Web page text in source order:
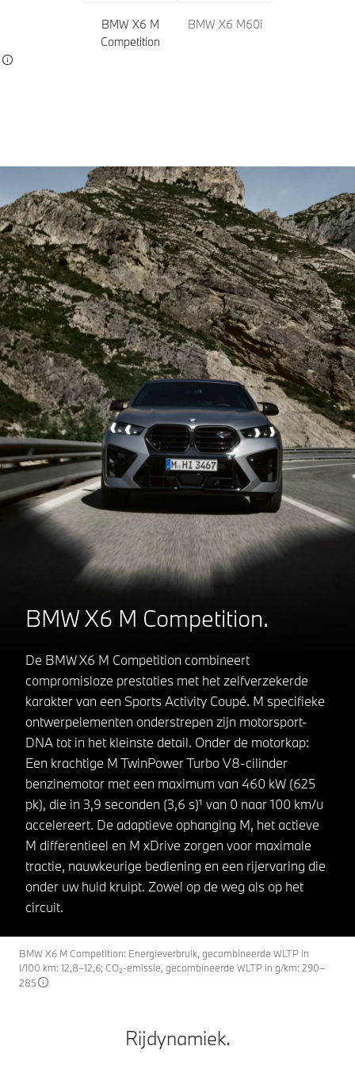
BMW X6 M
Competition
BMW X6 M60i
BMW X6 M Competition.
De BMW X6 M Competition combineert
compromisloze prestaties met het zelfverzekerde
karakter van een Sports Activity Coupé. M specifieke
ontwerpelementen onderstrepen zijn motorsport-
DNA tot in het kleinste detail. Onder de motorkap:
Een krachtige M TwinPower Turbo V8-cilinder
benzinemotor met een maximum van 460 kW (625
pk), die in 3,9 seconden (3,6 s)¹ van 0 naar 100 km/u
accelereert. De adaptieve ophanging M, het actieve
M differentieel en M xDrive zorgen voor maximale
tractie, nauwkeurige bediening en een rijervaring die
onder uw huid kruipt. Zowel op de weg als op het
circuit.
BMW X6 M Competition: Energieverbruik, gecombineerde WLTP in
l/100 km: 12,8–12,6; CO₂-emissie, gecombineerde WLTP in g/km: 290–
285
Rijdynamiek.